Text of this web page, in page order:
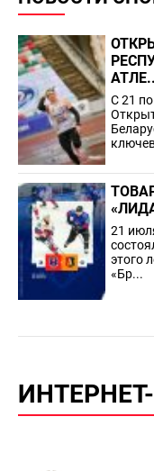
С 21
21
этого
«Бр...